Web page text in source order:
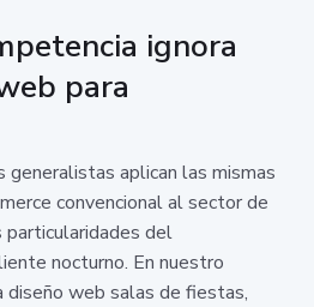
ignora
para
generalistas aplican las mismas
convencional al sector de
particularidades del
nocturno. En nuestro
diseño web salas de fiestas,